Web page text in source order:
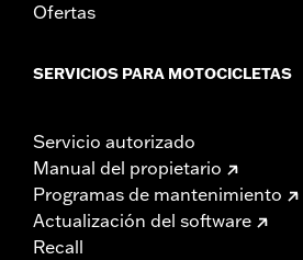
Ofertas
SERVICIOS PARA MOTOCICLETAS
Servicio autorizado
Manual del propietario
Programas de mantenimiento
Actualización del software
Recall